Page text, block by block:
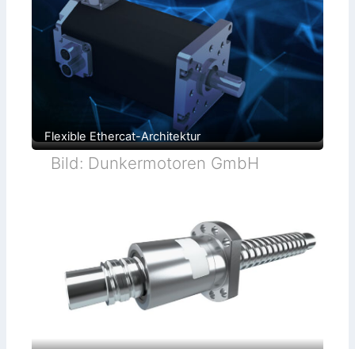
Flexible Ethercat-Architektur
Bild: Dunkermotoren GmbH